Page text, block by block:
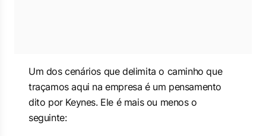
Um dos cenários que delimita o caminho que
traçamos aqui na empresa é um pensamento
dito por Keynes. Ele é mais ou menos o
seguinte: